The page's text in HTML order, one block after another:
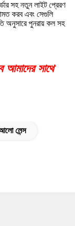
সহ নতুন লাইট প্রেরণ
করব এবং সেগুলি
অনুসারে পুনরায় কল সহ
সাথে
লেন্স